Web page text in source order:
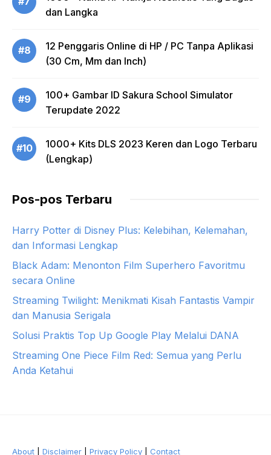
dan Langka
#8
12 Penggaris Online di HP / PC Tanpa Aplikasi
(30 Cm, Mm dan Inch)
#9
100+ Gambar ID Sakura School Simulator
Terupdate 2022
#10
1000+ Kits DLS 2023 Keren dan Logo Terbaru
(Lengkap)
Pos-pos Terbaru
Harry Potter di Disney Plus: Kelebihan, Kelemahan,
dan Informasi Lengkap
Black Adam: Menonton Film Superhero Favoritmu
secara Online
Streaming Twilight: Menikmati Kisah Fantastis Vampir
dan Manusia Serigala
Solusi Praktis Top Up Google Play Melalui DANA
Streaming One Piece Film Red: Semua yang Perlu
Anda Ketahui
About Disclaimer Privacy Policy Contact